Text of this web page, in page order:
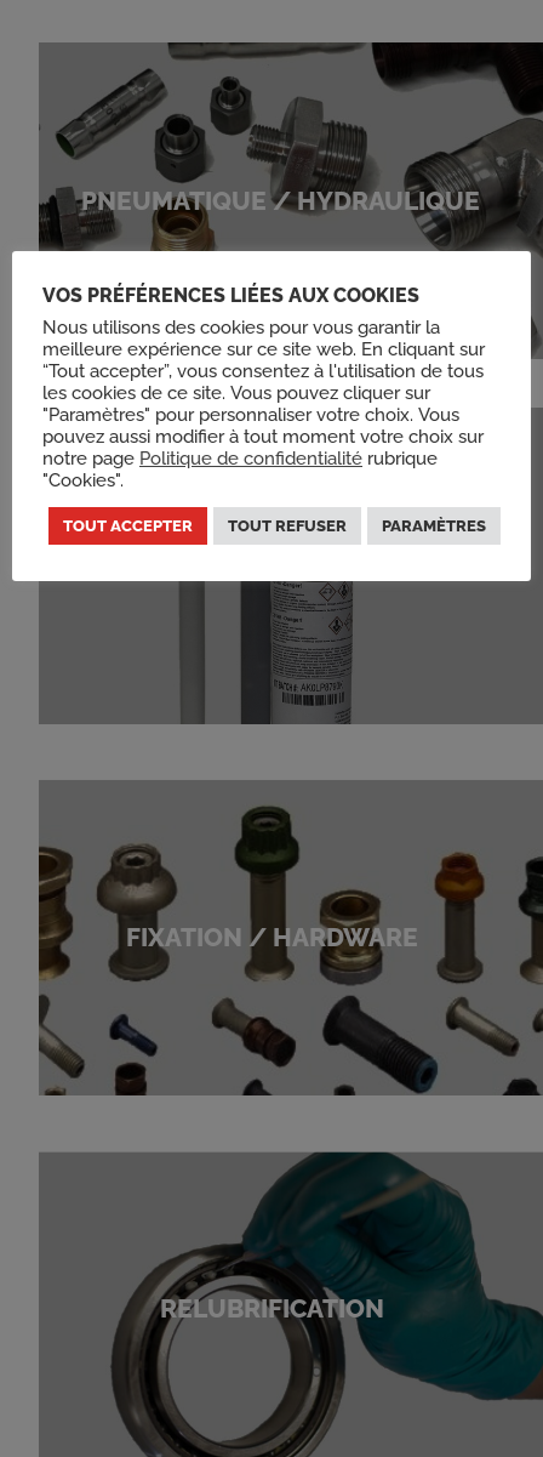
PNEUMATIQUE / HYDRAULIQUE
FIXATION / HARDWARE
RELUBRIFICATION
VOS PRÉFÉRENCES LIÉES AUX COOKIES
Nous utilisons des cookies pour vous garantir la
meilleure expérience sur ce site web. En cliquant sur
“Tout accepter”, vous consentez à l'utilisation de tous
les cookies de ce site. Vous pouvez cliquer sur
"Paramètres" pour personnaliser votre choix. Vous
pouvez aussi modifier à tout moment votre choix sur
notre page Politique de confidentialité rubrique
"Cookies".
TOUT ACCEPTER TOUT REFUSER PARAMÈTRES